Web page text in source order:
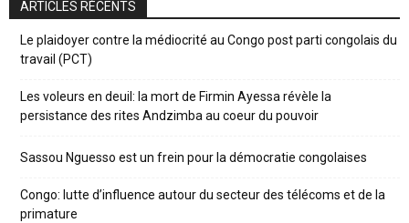
ARTICLES RÉCENTS
Le plaidoyer contre la médiocrité au Congo post parti congolais du
travail (PCT)
Les voleurs en deuil: la mort de Firmin Ayessa révèle la
persistance des rites Andzimba au coeur du pouvoir
Sassou Nguesso est un frein pour la démocratie congolaises
Congo: lutte d’influence autour du secteur des télécoms et de la
primature